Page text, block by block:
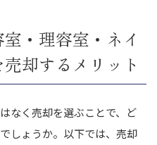
・理容室・ネイ
却するメリット
なく売却を選ぶことで、ど
しょうか。以下では、売却